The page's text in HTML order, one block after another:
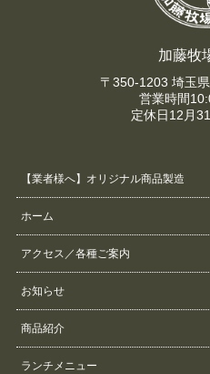
加藤牧
〒350-1203 埼玉
営業時間
定休日12月
【業者様へ】オリジナル商品製造
ホーム
アクセス／各種ご案内
お知らせ
商品紹介
ランチメニュー